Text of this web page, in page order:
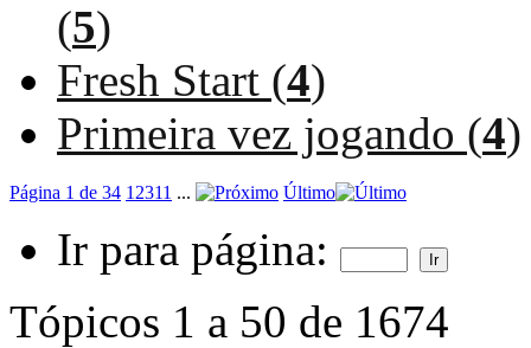
(5)
Fresh Start (4)
Primeira vez jogando (4)
Página 1 de 34 1 2311 ... Último
Ir para página:
Tópicos 1 a 50 de 1674